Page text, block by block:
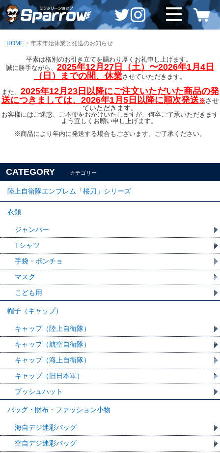
HOME 年末年始休業と発送のお知らせ
平素は格別のお引き立てを賜わり厚くお礼申し上げます。
誠に勝手ながら、 2025年12月27日（土）〜2026年1月4日
（日）
までの間、 休業させていただきます。
また、 2025年12月23日以降にご注文いただいた商品の発
送につきましては、2026年1月5日以降に順次発送※させ
ていただきます。
お客様にはご迷惑、ご不便をおかけいたしますが、何卒ご了承いただきます
よう 宜しくお願い申し上げます。
※商品により年内に発送する場合もございます。ご了承ください。
CATEGORY カテゴリー
陸上自衛隊エンブレム「桜刀」シリーズ
衣類
ジャンパー
Tシャツ
手袋・ポンチョ
マスク
こども用
帽子（キャップ）
キャップ（陸上自衛隊）
キャップ（航空自衛隊）
キャップ（海上自衛隊）
キャップ（旧日本軍）
ブッシュハット
バッグ・財布・ファッション小物
海自デジ迷彩バッグ
空自デジ迷彩バッグ